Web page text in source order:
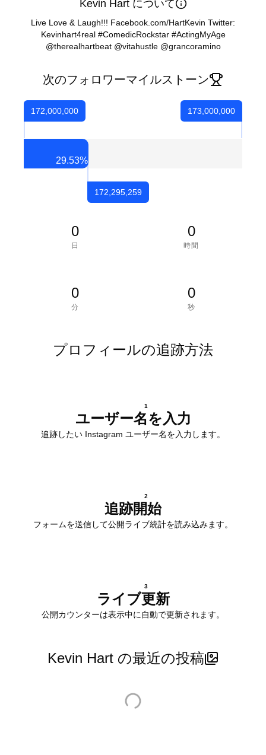
Kevin Hart について
Live Love & Laugh!!! Facebook.com/HartKevin Twitter:
Kevinhart4real #ComedicRockstar #ActingMyAge
@therealhartbeat @vitahustle @grancoramino
次のフォロワーマイルストーン
172,000,000
29.53%
172,295,259
173,000,000
0
日
0
時間
0
分
0
秒
プロフィールの追跡方法
1
ユーザー名を入力
追跡したい Instagram ユーザー名を入力します。
2
追跡開始
フォームを送信して公開ライブ統計を読み込みます。
3
ライブ更新
公開カウンターは表示中に自動で更新されます。
Kevin Hart の最近の投稿